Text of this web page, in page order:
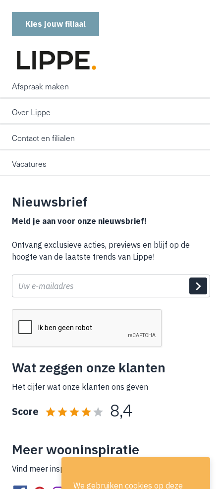
We gebruiken cookies op deze
Kies jouw filiaal
Afspraak maken
Over Lippe
Contact en filialen
Vacatures
Nieuwsbrief
Meld je aan voor onze nieuwsbrief!
Ontvang exclusieve acties, previews en blijf op de
hoogte van de laatste trends van Lippe!
mail
Wat zeggen onze klanten
Het cijfer wat onze klanten ons geven
Score 8,4
Meer wooninspiratie
Vind meer inspiratie op onze socials!